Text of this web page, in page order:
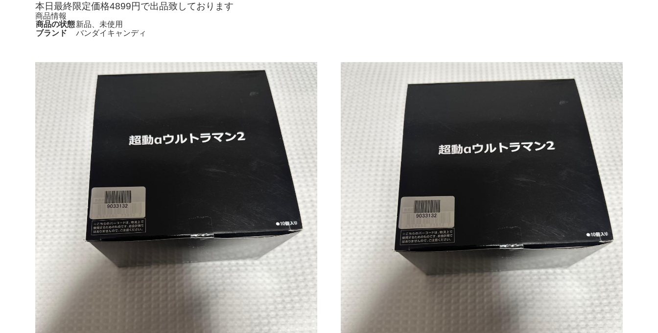
本日最終限定価格4899円で出品致しております
商品情報
商品の状態新品、未使用
ブランド
バンダイキャンディ